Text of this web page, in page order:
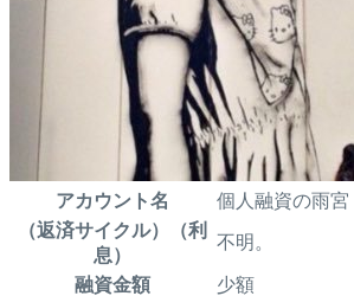
アカウント名
個人融資の雨宮
（返済サイクル）（利
息）
不明。
融資金額 少額